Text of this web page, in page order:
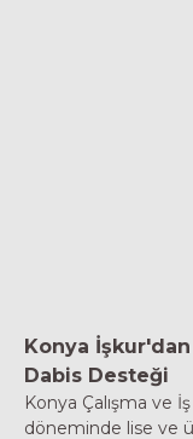
Konya
Dabis Desteği
Konya Çalışma ve
döneminde lise ve